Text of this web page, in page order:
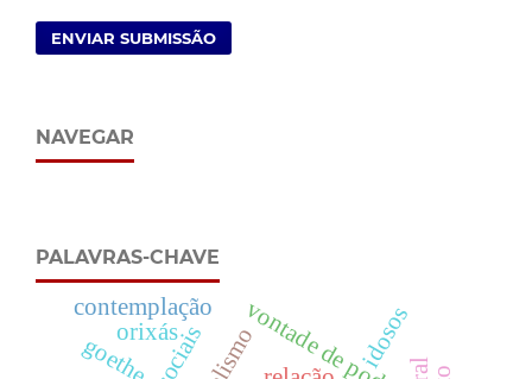
ENVIAR SUBMISSÃO
NAVEGAR
PALAVRAS-CHAVE
vontade de poder
idosos
goethe
orixás
contemplação